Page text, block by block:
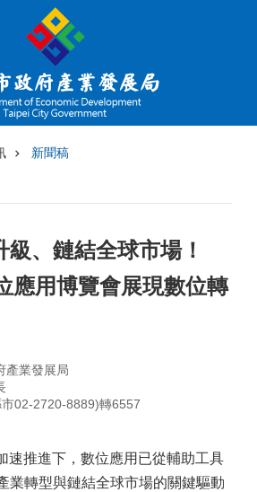
新聞稿
、鏈結全球市場！
應用博覽會展現數位轉
產業發展局
02-2720-8889)轉6557
推進下，數位應用已從輔助工具
業轉型與鏈結全球市場的關鍵驅動